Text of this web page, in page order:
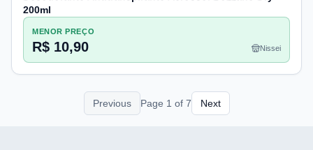
200ml
MENOR PREÇO
R$ 10,90 Nissei
Previous Page 1 of 7 Next